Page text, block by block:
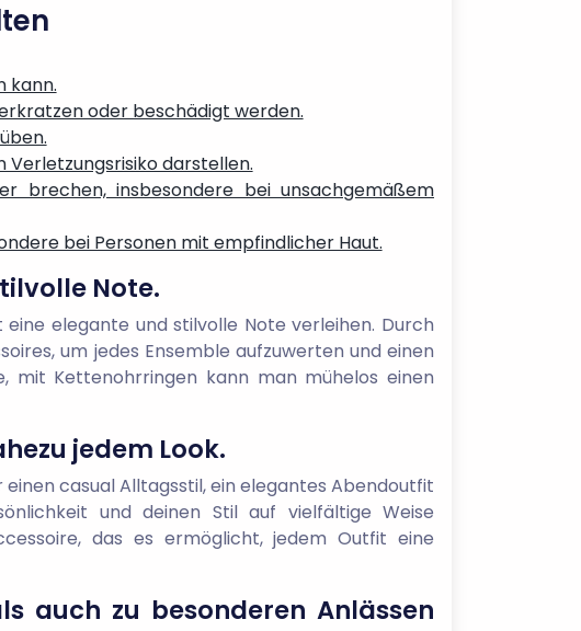
kann.
oder beschädigt werden.
darstellen.
brechen, insbesondere bei unsachgemäßem
bei Personen mit empfindlicher Haut.
Note.
elegante und stilvolle Note verleihen. Durch
um jedes Ensemble aufzuwerten und einen
mit Kettenohrringen kann man mühelos einen
jedem Look.
casual Alltagsstil, ein elegantes Abendoutfit
und deinen Stil auf vielfältige Weise
das es ermöglicht, jedem Outfit eine
auch zu besonderen Anlässen